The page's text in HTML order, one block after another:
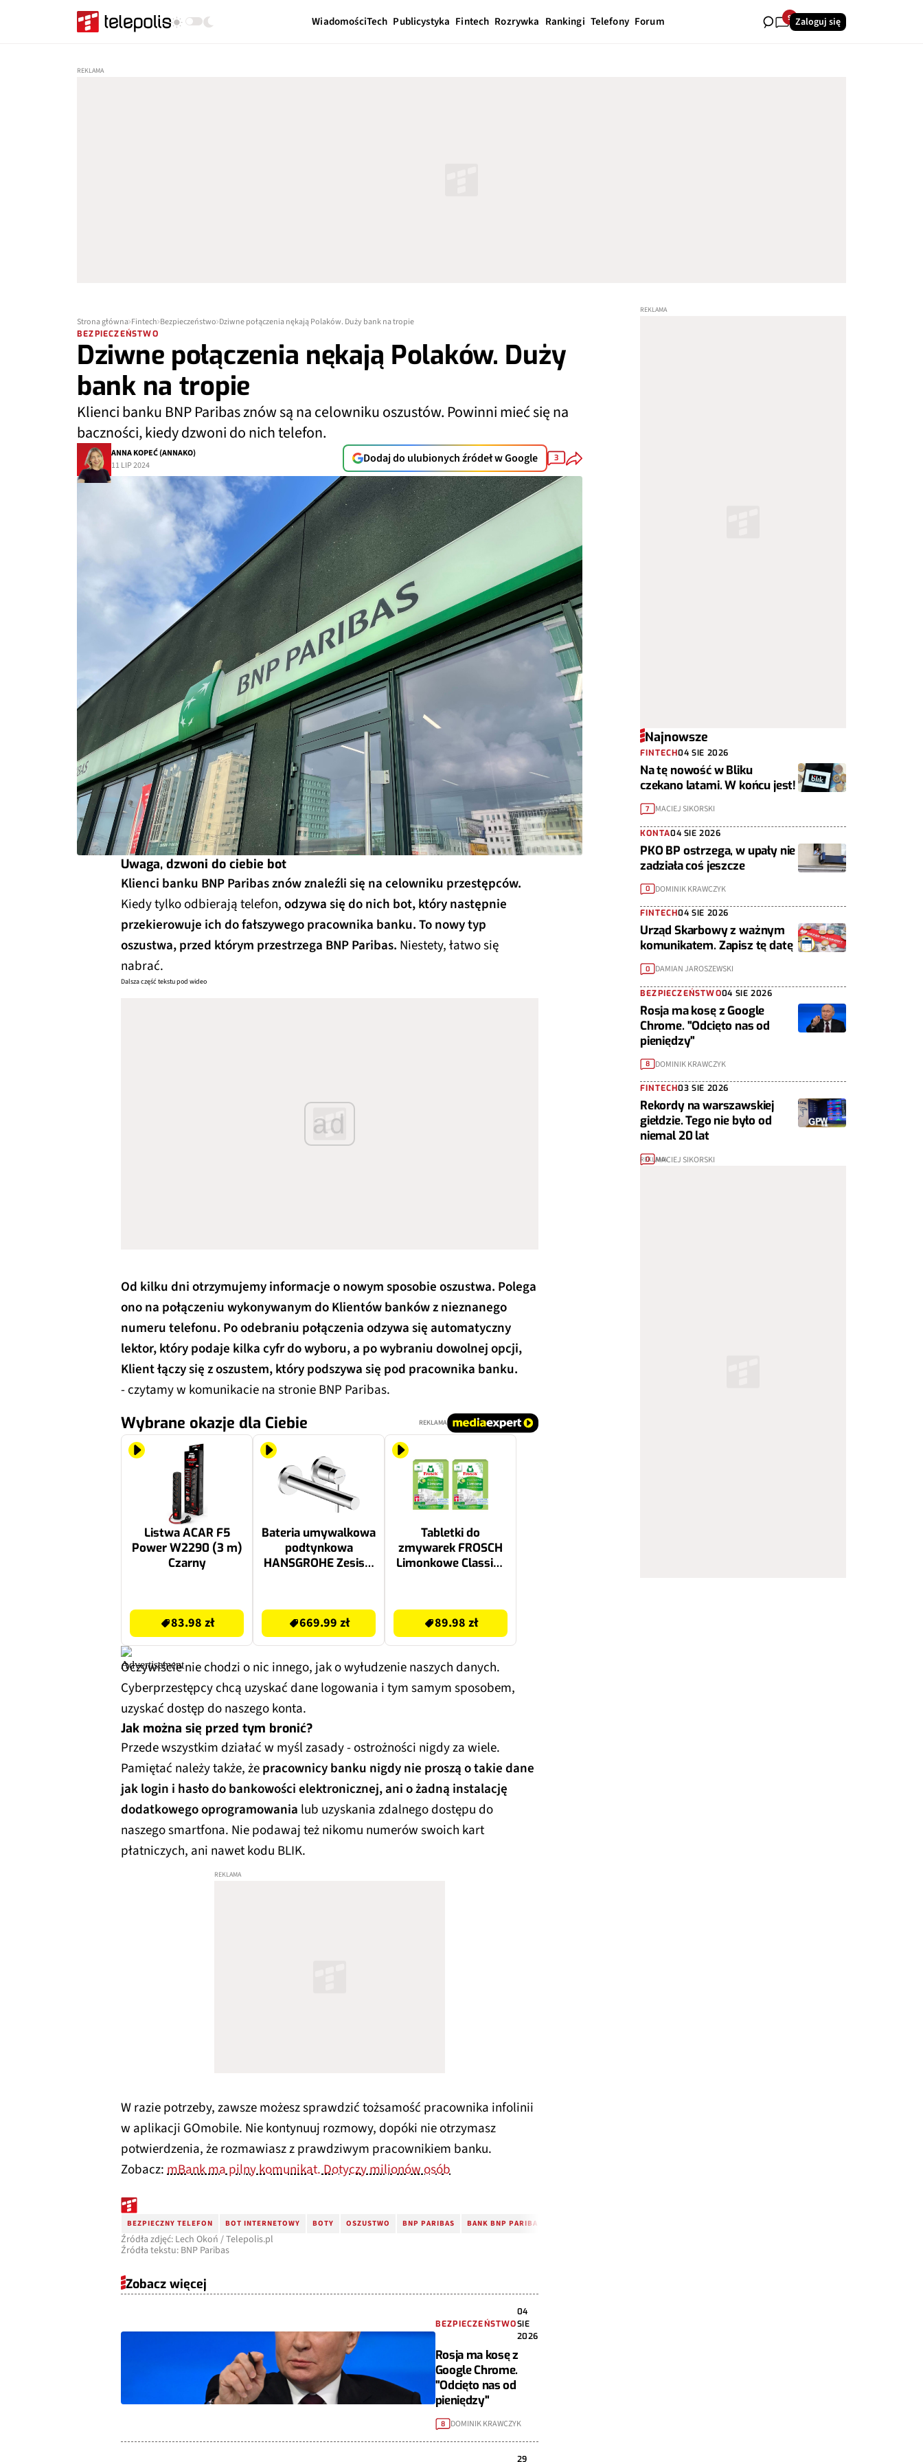
WiadomościTech Publicystyka Fintech Rozrywka Rankingi Telefony Forum 9 Zaloguj się
Strona główna Fintech Bezpieczeństwo Dziwne połączenia nękają Polaków. Duży bank na tropie
BEZPIECZEŃSTWO
Dziwne połączenia nękają Polaków. Duży
bank na tropie
Klienci banku BNP Paribas znów są na celowniku oszustów. Powinni mieć się na
baczności, kiedy dzwoni do nich telefon.
ANNA KOPEĆ (ANNAKO)
11 LIP 2024
Dodaj do ulubionych źródeł w Google 3
Uwaga, dzwoni do ciebie bot
Klienci banku BNP Paribas znów znaleźli się na celowniku przestępców.
Kiedy tylko odbierają telefon,odzywa się do nich bot, który następnie
przekierowuje ich do fałszywego pracownika banku. To nowy typ
oszustwa, przed którym przestrzega BNP Paribas. Niestety, łatwo się
nabrać.
Dalsza część tekstu pod wideo
ad
Od kilku dni otrzymujemy informacje o nowym sposobie oszustwa. Polega
ono na połączeniu wykonywanym do Klientów banków z nieznanego
numeru telefonu. Po odebraniu połączenia odzywa się automatyczny
lektor, który podaje kilka cyfr do wyboru, a po wybraniu dowolnej opcji,
Klient łączy się z oszustem, który podszywa się pod pracownika banku.
- czytamy w komunikacie na stronie BNP Paribas.
Wybrane okazje dla Ciebie REKLAMA
Listwa ACAR F5
Power W2290 (3 m)
Czarny
83.98 zł
Bateria umywalkowa
podtynkowa
HANSGROHE Zesis S
669.99 zł
Tabletki do
zmywarek FROSCH
Limonkowe Classic -
89.98 zł
Oczywiście nie chodzi o nic innego, jak o wyłudzenie naszych danych.
Cyberprzestępcy chcą uzyskać dane logowania i tym samym sposobem,
uzyskać dostęp do naszego konta.
Jak można się przed tym bronić?
Przede wszystkim działać w myśl zasady - ostrożności nigdy za wiele.
Pamiętać należy także, żepracownicy banku nigdy nie proszą o takie dane
jak login i hasło do bankowości elektronicznej, ani o żadną instalację
dodatkowego oprogramowania lub uzyskania zdalnego dostępu do
naszego smartfona. Nie podawaj też nikomu numerów swoich kart
płatniczych, ani nawet kodu BLIK.
W razie potrzeby, zawsze możesz sprawdzić tożsamość pracownika infolinii
w aplikacji GOmobile. Nie kontynuuj rozmowy, dopóki nie otrzymasz
potwierdzenia, że rozmawiasz z prawdziwym pracownikiem banku.
Zobacz:mBank ma pilny komunikat. Dotyczy milionów osób
BEZPIECZNY TELEFON BOT INTERNETOWY BOTY OSZUSTWO BNP PARIBAS BANK BNP PARIBAS
Źródła zdjęć: Lech Okoń / Telepolis.pl
Źródła tekstu: BNP Paribas
Zobacz więcej
BEZPIECZEŃSTWO
04
SIE
2026
Rosja ma kosę z
Google Chrome.
"Odcięto nas od
pieniędzy"
8 DOMINIK KRAWCZYK
29
Najnowsze
FINTECH04 SIE 2026
Na tę nowość w Bliku
czekano latami. W końcu jest!
7 MACIEJ SIKORSKI
KONTA04 SIE 2026
PKO BP ostrzega, w upały nie
zadziała coś jeszcze
0 DOMINIK KRAWCZYK
FINTECH04 SIE 2026
Urząd Skarbowy z ważnym
komunikatem. Zapisz tę datę
0 DAMIAN JAROSZEWSKI
BEZPIECZEŃSTWO04 SIE 2026
Rosja ma kosę z Google
Chrome. "Odcięto nas od
pieniędzy"
8 DOMINIK KRAWCZYK
FINTECH03 SIE 2026
Rekordy na warszawskiej
giełdzie. Tego nie było od
niemal 20 lat
0 MACIEJ SIKORSKI